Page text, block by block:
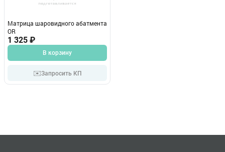
Матрица шаровидного абатмента
OR
1 325 ₽
В корзину
✉️Запросить КП